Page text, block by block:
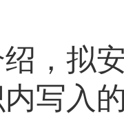
拟安
内写入